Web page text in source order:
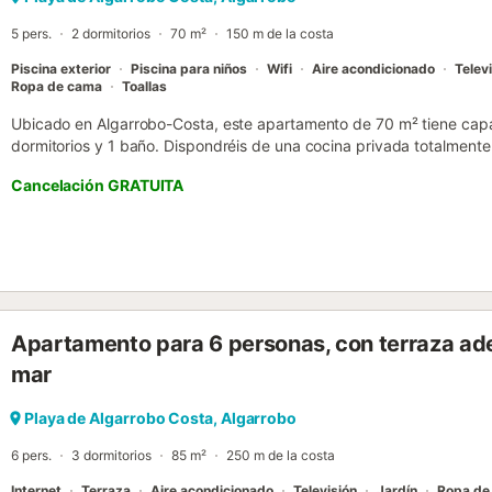
Ade...
5 pers. 2 dormitorios 70 m² 150 m de la costa
Piscina exterior Piscina para niños Wifi Aire acondicionado
Ropa de cama
Toallas
Ubicado en Algarrobo-Costa, este apartamento de 70 m² tiene
dormitorios y 1 baño. Dispondréis de una cocina privada
El apartamento cuenta con acceso e interior sin escalones,
mar. Se proporcionan ropa de cama y toallas para vuestra
niños disponibles en la propiedad. El apartamento está cerca de
Cancelación GRATUITA
Apartamento para 6 personas, con terraza
mar
Playa de Algarrobo Costa, Algarrobo
6 pers. 3 dormitorios 85 m² 250 m de la costa